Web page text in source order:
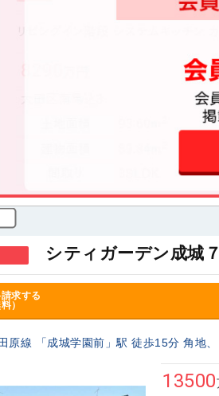
シティガーデン成城
求する
）
原線 「成城学園前」駅 徒歩15分 角地
13500